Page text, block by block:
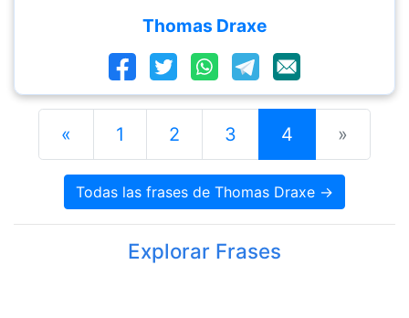
Thomas Draxe
« 1 2 3 4 »
Todas las frases de Thomas Draxe →
Explorar Frases